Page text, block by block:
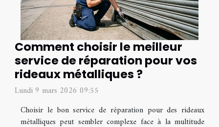
Comment choisir le meilleur
service de réparation pour vos
rideaux métalliques ?
Lundi 9 mars 2026 09:55
Choisir le bon service de réparation pour des rideaux
métalliques peut sembler complexe face à la multitude